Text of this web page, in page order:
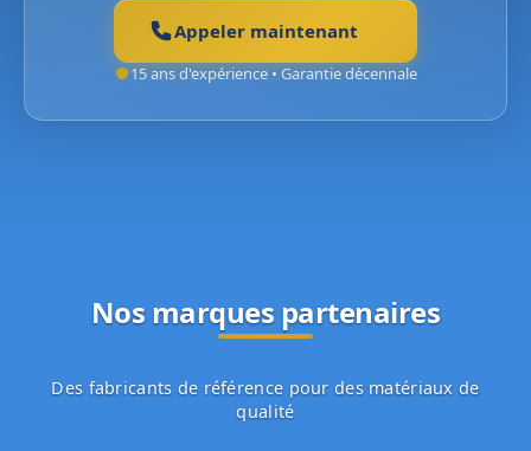
Appeler maintenant
15 ans d'expérience • Garantie décennale
Nos marques partenaires
Des fabricants de référence pour des matériaux de
qualité